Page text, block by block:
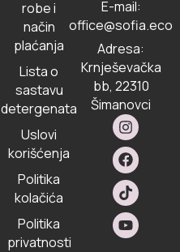
robe i
način
plaćanja
Lista o
sastavu
detergenata
Uslovi
korišćenja
Politika
kolačića
Politika
privatnosti
E-mail:
office@sofia.eco
Adresa:
Krnješevačka
bb, 22310
Šimanovci
I
n
s
t
a
g
r
a
m
F
a
c
e
b
o
o
k
T
i
k
t
o
k
Y
o
u
t
u
b
e